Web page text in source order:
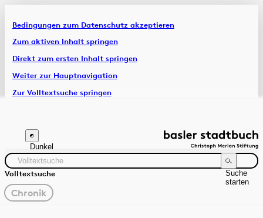
Bedingungen zum Datenschutz akzeptieren
Zum aktiven Inhalt springen
Direkt zum ersten Inhalt springen
Weiter zur Hauptnavigation
Zur Volltextsuche springen
Artikel & Dossiers
Chronik
Dunkel
Volltextsuche
Suche
starten
gewählter
Filter
Chronik